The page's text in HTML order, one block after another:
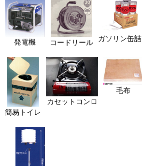
発電機 コードリール ガソリン缶詰
簡易トイレ
カセットコンロ
毛布